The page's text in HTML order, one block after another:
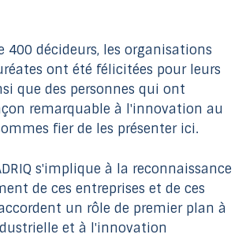
400 décideurs, les organisations
ont été félicitées pour leurs
que des personnes qui ont
remarquable à l'innovation au
fier de les présenter ici.
s'implique à la reconnaissance
de ces entreprises et de ces
un rôle de premier plan à
et à l'innovation